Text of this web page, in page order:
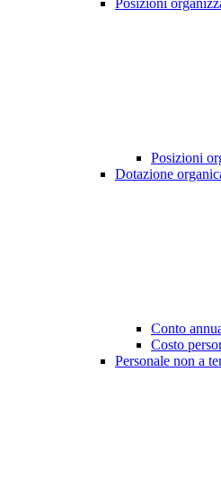
Posizioni
Posizioni
Dotazione
Conto
Costo
Personale non a